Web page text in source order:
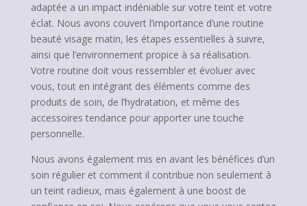
adaptée a un impact indéniable sur votre teint et votre
éclat. Nous avons couvert l’importance d’une routine
beauté visage matin, les étapes essentielles à suivre,
ainsi que l’environnement propice à sa réalisation.
Votre routine doit vous ressembler et évoluer avec
vous, tout en intégrant des éléments comme des
produits de soin, de l’hydratation, et même des
accessoires tendance pour apporter une touche
personnelle.
Nous avons également mis en avant les bénéfices d’un
soin régulier et comment il contribue non seulement à
un teint radieux, mais également à une boost de